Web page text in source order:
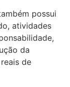
possui
atividades
da
de